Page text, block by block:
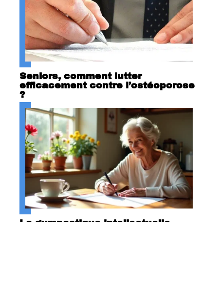
Seniors, comment lutter
efficacement contre l’ostéoporose
?
La gymnastique intellectuelle